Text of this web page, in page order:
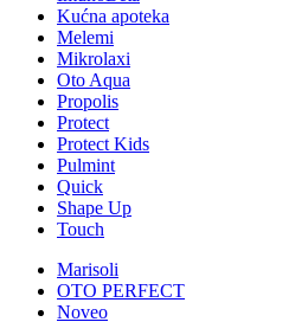
Kućna apoteka
Melemi
Mikrolaxi
Oto Aqua
Propolis
Protect
Protect Kids
Pulmint
Quick
Shape Up
Touch
Marisoli
OTO PERFECT
Noveo